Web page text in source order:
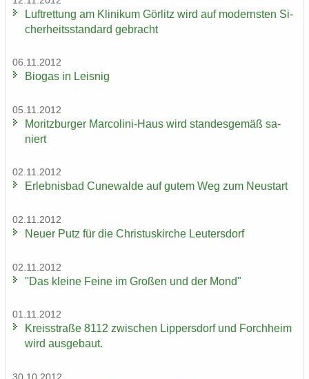
Luft­ret­tung am Kli­ni­kum Gör­litz wird auf mo­derns­ten Si­
cher­heits­stan­dard ge­bracht
06.11.2012
Bio­gas in Leis­nig
05.11.2012
Mo­ritz­bur­ger Marcolini-​Haus wird stan­des­ge­mäß sa­
niert
02.11.2012
Er­leb­nis­bad Cu­n­e­wal­de auf gutem Weg zum Neu­start
02.11.2012
Neuer Putz für die Chris­tus­kir­che Leu­ters­dorf
02.11.2012
"Das klei­ne Feine im Gro­ßen und der Mond"
01.11.2012
Kreis­stra­ße 8112 zwi­schen Lip­pers­dorf und Forch­heim
wird aus­ge­baut.